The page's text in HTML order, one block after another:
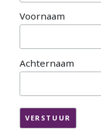
Voornaam
Achternaam